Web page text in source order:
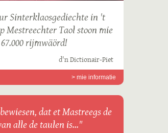
Sinterklaosgediechte in 't
Mestreechter Taol stoon mie
rijmwäörd!
d'n Dictionair-Piet
> mie informatie
dat et Mastreegs de
alle de taulen is..."